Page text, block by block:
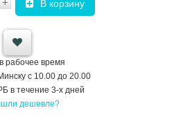
+ В корзину
рабочее время
с 10.00 до 20.00
в течение 3-х дней
дешевле?